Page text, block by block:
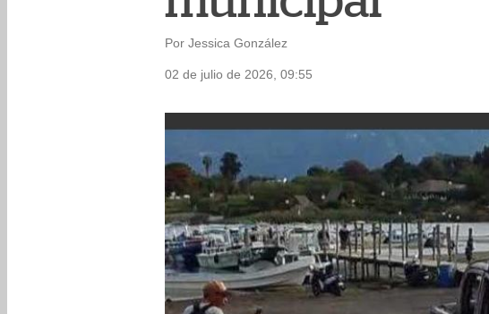
Por Jessica González
02 de julio de 2026, 09:55